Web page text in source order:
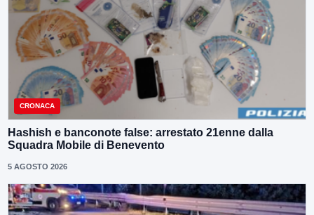
CRONACA
Hashish e banconote false: arrestato 21enne dalla
Squadra Mobile di Benevento
5 AGOSTO 2026